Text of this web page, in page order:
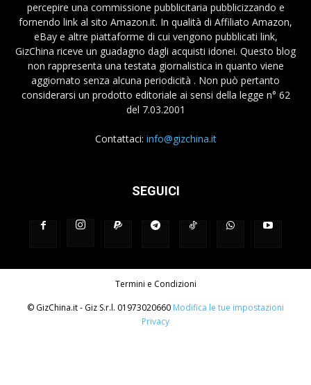
percepire una commissione pubblicitaria pubblicizzando e
fornendo link al sito Amazon.it. In qualità di Affiliato Amazon,
eBay e altre piattaforme di cui vengono pubblicati link,
GizChina riceve un guadagno dagli acquisti idonei. Questo blog
non rappresenta una testata giornalistica in quanto viene
aggiornato senza alcuna periodicità . Non può pertanto
considerarsi un prodotto editoriale ai sensi della legge n° 62
del 7.03.2001
Contattaci: info@gizchina.it
SEGUICI
Termini e Condizioni
© GizChina.it - Giz S.r.l. 01973020660 Modifica le tue impostazioni
Privacy